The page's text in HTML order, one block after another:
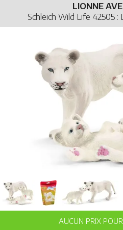
LIONNE
Schleich Wild Life 42505